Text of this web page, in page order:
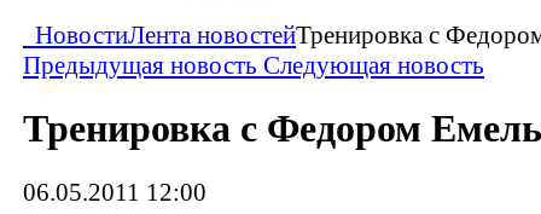
НовостиЛента новостейТренировка с
Предыдущая новость Следующая новость
Тренировка с Федором
06.05.2011 12:00